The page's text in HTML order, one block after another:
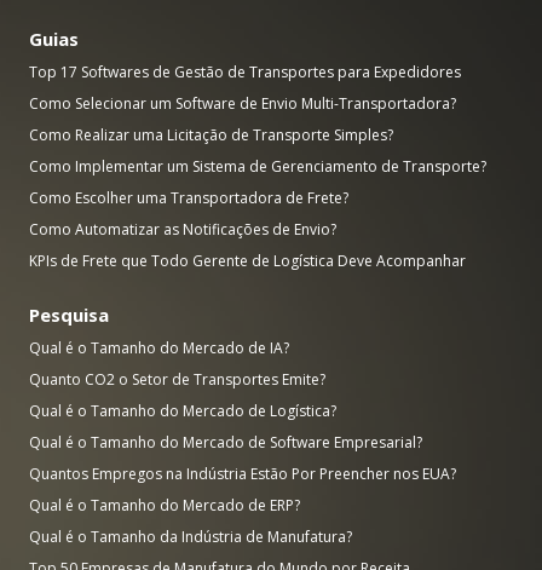
Guias
Top 17 Softwares de Gestão de Transportes para Expedidores
Como Selecionar um Software de Envio Multi-Transportadora?
Como Realizar uma Licitação de Transporte Simples?
Como Implementar um Sistema de Gerenciamento de Transporte?
Como Escolher uma Transportadora de Frete?
Como Automatizar as Notificações de Envio?
KPIs de Frete que Todo Gerente de Logística Deve Acompanhar
Pesquisa
Qual é o Tamanho do Mercado de IA?
Quanto CO2 o Setor de Transportes Emite?
Qual é o Tamanho do Mercado de Logística?
Qual é o Tamanho do Mercado de Software Empresarial?
Quantos Empregos na Indústria Estão Por Preencher nos EUA?
Qual é o Tamanho do Mercado de ERP?
Qual é o Tamanho da Indústria de Manufatura?